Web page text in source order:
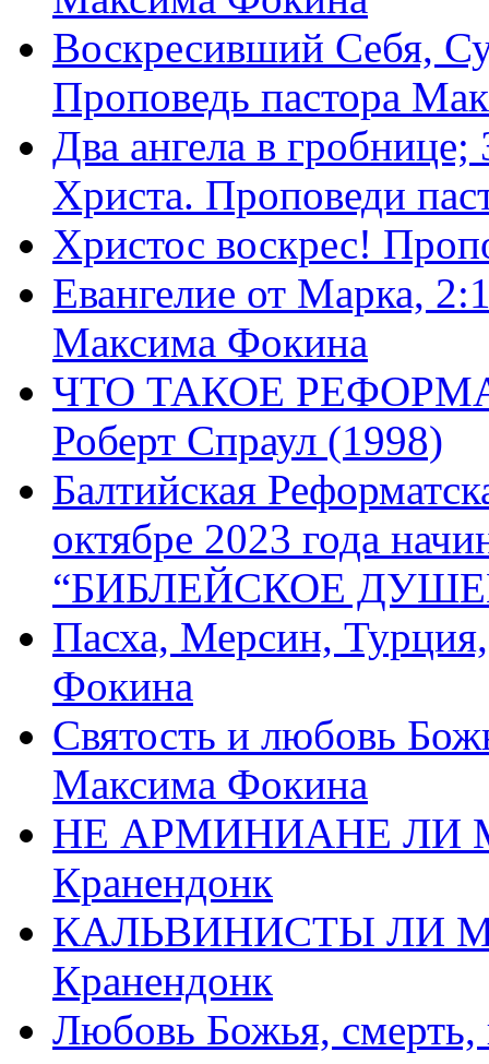
Воскресивший Себя,
Проповедь пастора
Два ангела в
Христа. Проповеди
Христос воскрес!
Евангелие от Марка,
Максима Фокина
ЧТО ТАКОЕ
Роберт Спраул (1998)
Балтийская
октябре 2023 года
“БИБЛЕЙСКОЕ
Пасха, Мерсин,
Фокина
Святость и любовь
Максима Фокина
НЕ АРМИНИАНЕ ЛИ
Кранендонк
КАЛЬВИНИСТЫ ЛИ
Кранендонк
Любовь Божья, смерть,